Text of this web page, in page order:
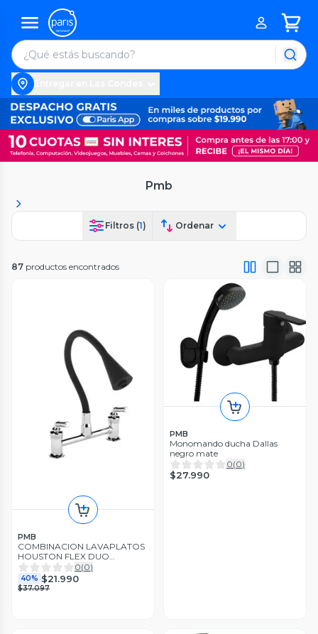
Pmb
Filtros (1) Ordenar
87 productos encontrados
PMB
COMBINACION LAVAPLATOS
HOUSTON FLEX DUO
20HO1003400(0)
40% $21.990
$37.097
PMB
Monomando ducha Dallas
negro mate
0(0)
$27.990